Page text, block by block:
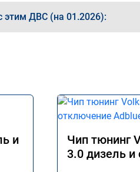
этим ДВС (на 01.2026):
и
Чип тюнинг
3.0 дизель и